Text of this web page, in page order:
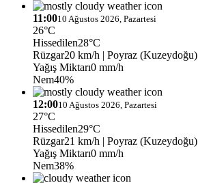
11:0010 Ağustos 2026, Pazartesi
26°C
Hissedilen28°C
Rüzgar20 km/h | Poyraz (Kuzeydoğu)
Yağış Miktarı0 mm/h
Nem40%
12:0010 Ağustos 2026, Pazartesi
27°C
Hissedilen29°C
Rüzgar21 km/h | Poyraz (Kuzeydoğu)
Yağış Miktarı0 mm/h
Nem38%